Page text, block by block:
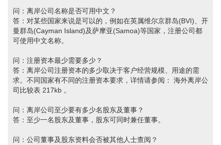
问：离岸公司名称是否可用中文？
答：对某些国家来说是可以的，例如在英属维尔京群岛(BVI)、开
曼群岛(Cayman Island)及萨摩亚(Samoa)等国家，注册公司都
可使用中文名称。
问：注册资本最少需要多少？
答：离岸公司注册资本的多少取决于客户经营规模、用途的需
求。不同国家有不同的注册资本要求，详情请参阅： 海外离岸公
司比较表 217kb 。
问：离岸公司至少要有多少名股东及董事？
答：至少一名股东及董事，股东可同时兼任董事。
问：公司董事及股东资料会否被其他人士查阅？